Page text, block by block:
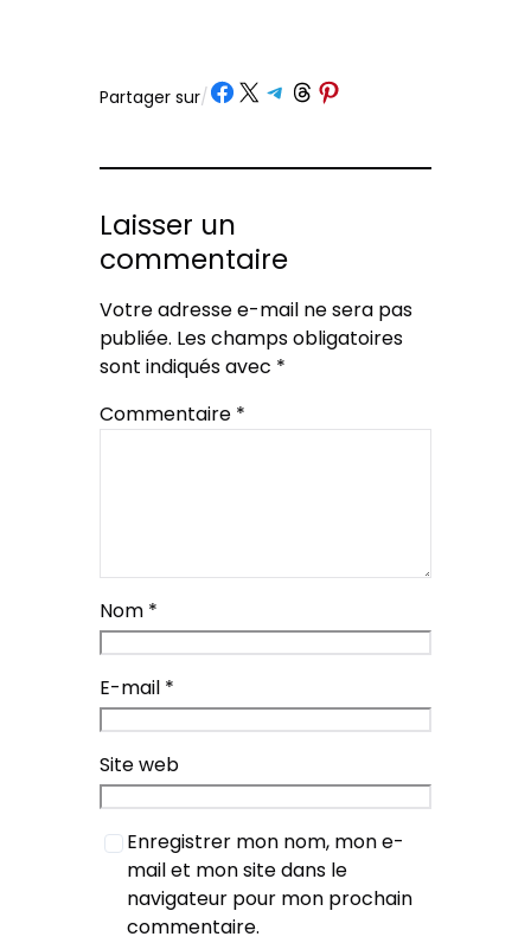
Partager sur/ Partager sur Facebook
Partager sur X Partager sur Telegram
Partager sur Threads
Partager sur Pinterest
Laisser un
commentaire
Votre adresse e-mail ne sera pas
publiée. Les champs obligatoires
sont indiqués avec *
Commentaire *
Nom *
E-mail *
Site web
Enregistrer mon nom, mon e-
mail et mon site dans le
navigateur pour mon prochain
commentaire.